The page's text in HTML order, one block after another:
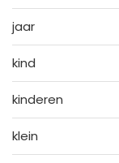
jaar
kind
kinderen
klein